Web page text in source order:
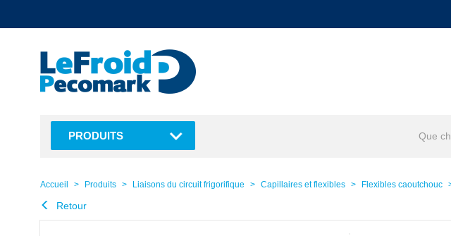
PRODUITS
Accueil Produits Liaisons du circuit frigorifique Capillaires et flexibles Flexibles caoutchouc
Retour